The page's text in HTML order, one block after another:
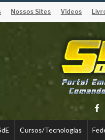
Nossos Sites Vídeos
Cursos/Tecnologias